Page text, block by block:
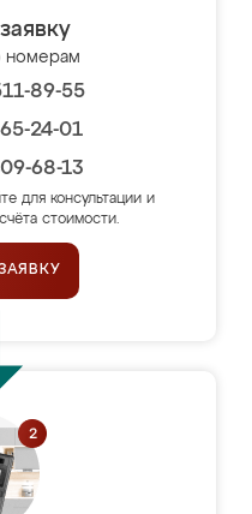
номерам
89-55
24-01
68-13
для консультации и
стоимости.